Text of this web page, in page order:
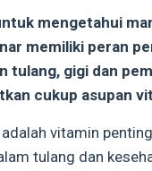
mengetahui
memiliki peran
tulang, gigi dan
cukup asupan
vitamin
tulang dan